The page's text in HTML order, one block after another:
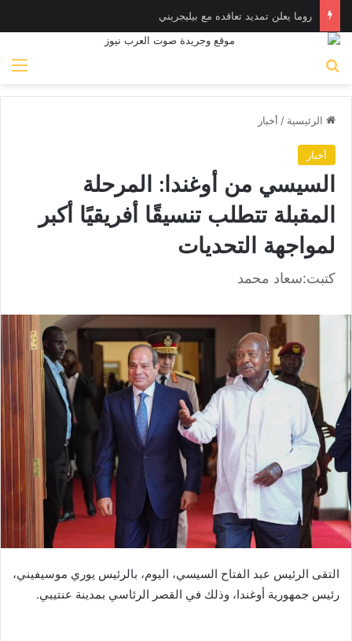
روما يعلن تمديد تعاقده مع بيليجريني
الرئيسية / أخبار
أخبار
السيسي من أوغندا: المرحلة
المقبلة تتطلب تنسيقًا أفريقيًا أكبر
لمواجهة التحديات
كتبت:سعاد محمد
التقى الرئيس عبد الفتاح السيسي، اليوم، بالرئيس يوري موسيفيني،
رئيس جمهورية أوغندا، وذلك في القصر الرئاسي بمدينة عنتيبي.